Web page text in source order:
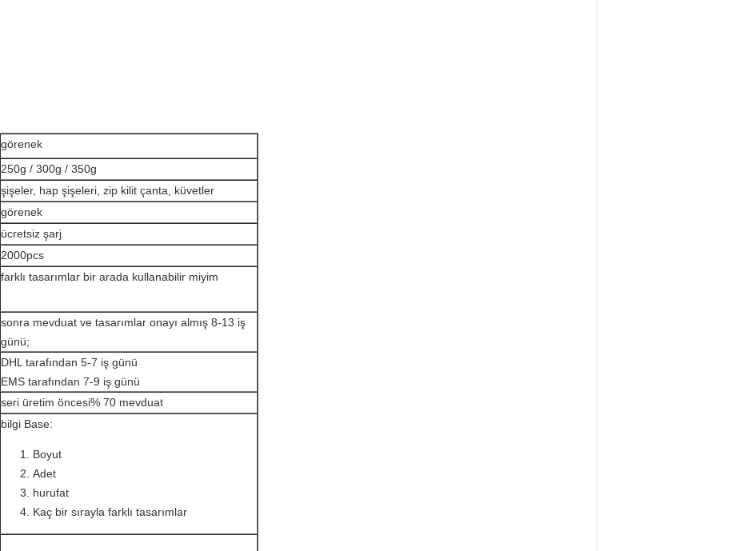
görenek
250g / 300g / 350g
şişeler, hap şişeleri, zip kilit çanta, küvetler
görenek
ücretsiz şarj
2000pcs
farklı tasarımlar bir arada kullanabilir miyim
sonra mevduat ve tasarımlar onayı almış 8-13 iş
günü;
DHL tarafından 5-7 iş günü
EMS tarafından 7-9 iş günü
seri üretim öncesi% 70 mevduat
bilgi Base:
Boyut
Adet
hurufat
Kaç bir sırayla farklı tasarımlar